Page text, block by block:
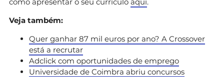
Veja também:
Quer ganhar 87 mil euros por ano? A Crossover
está a recrutar
Adclick com oportunidades de emprego
Universidade de Coimbra abriu concursos